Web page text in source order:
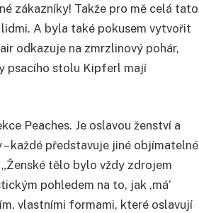
zákazníky! Takže pro mě celá tato
A byla také pokusem vytvořit
odkazuje na zmrzlinový pohár,
psacího stolu Kipferl mají
Peaches. Je oslavou ženství a
každé představuje jiné objímatelné
tělo bylo vždy zdrojem
pohledem na to, jak ‚má‘
vlastními formami, které oslavují